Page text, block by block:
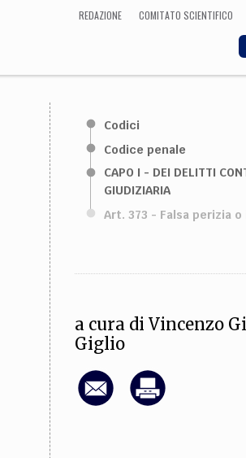
REDAZIONE COMITATO SCIENTIFICO
ECONOMIA
Arte, Cinema, Musica,
COLLABORA CON NOI
Codici
Codice penale
CAPO I - DEI DELITTI
GIUDIZIARIA
Art. 373 - Falsa perizia
a cura di Vincenzo
Giglio